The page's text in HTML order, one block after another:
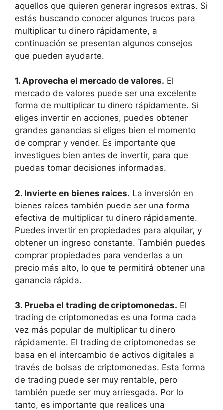
aquellos que quieren generar ingresos extras. Si
estás buscando conocer algunos trucos para
multiplicar tu dinero rápidamente, a
continuación se presentan algunos consejos
que pueden ayudarte.
1. Aprovecha el mercado de valores. El
mercado de valores puede ser una excelente
forma de multiplicar tu dinero rápidamente. Si
eliges invertir en acciones, puedes obtener
grandes ganancias si eliges bien el momento
de comprar y vender. Es importante que
investigues bien antes de invertir, para que
puedas tomar decisiones informadas.
2. Invierte en bienes raíces. La inversión en
bienes raíces también puede ser una forma
efectiva de multiplicar tu dinero rápidamente.
Puedes invertir en propiedades para alquilar, y
obtener un ingreso constante. También puedes
comprar propiedades para venderlas a un
precio más alto, lo que te permitirá obtener una
ganancia rápida.
3. Prueba el trading de criptomonedas. El
trading de criptomonedas es una forma cada
vez más popular de multiplicar tu dinero
rápidamente. El trading de criptomonedas se
basa en el intercambio de activos digitales a
través de bolsas de criptomonedas. Esta forma
de trading puede ser muy rentable, pero
también puede ser muy arriesgada. Por lo
tanto, es importante que realices una